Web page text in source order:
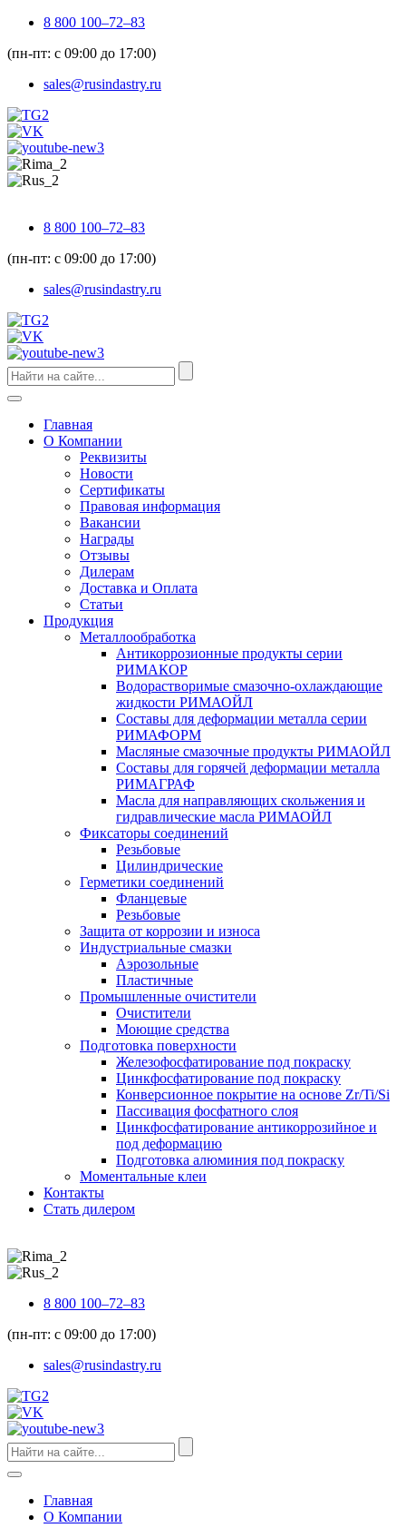
8 800 100–72–83
(пн-пт: с 09:00 до 17:00)
sales@rusindastry.ru
8 800 100–72–83
(пн-пт: с 09:00 до 17:00)
sales@rusindastry.ru
Главная
О Компании
Реквизиты
Новости
Сертификаты
Правовая информация
Вакансии
Награды
Отзывы
Дилерам
Доставка и Оплата
Статьи
Продукция
Металлообработка
Антикоррозионные продукты серии
РИМАКОР
Водорастворимые смазочно-охлаждающие
жидкости РИМАОЙЛ
Составы для деформации металла серии
РИМАФОРМ
Масляные смазочные продукты РИМАОЙЛ
Составы для горячей деформации металла
РИМАГРАФ
Масла для направляющих скольжения и
гидравлические масла РИМАОЙЛ
Фиксаторы соединений
Резьбовые
Цилиндрические
Герметики соединений
Фланцевые
Резьбовые
Защита от коррозии и износа
Индустриальные смазки
Аэрозольные
Пластичные
Промышленные очистители
Очистители
Моющие средства
Подготовка поверхности
Железофосфатирование под покраску
Цинкфосфатирование под покраску
Конверсионное покрытие на основе Zr/Ti/Si
Пассивация фосфатного слоя
Цинкфосфатирование антикоррозийное и
под деформацию
Подготовка алюминия под покраску
Моментальные клеи
Контакты
Стать дилером
8 800 100–72–83
(пн-пт: с 09:00 до 17:00)
sales@rusindastry.ru
Главная
О Компании